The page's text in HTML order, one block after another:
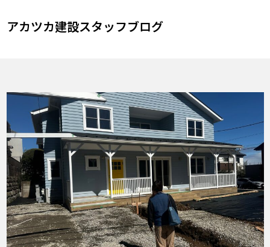
アカツカ建設スタッフブログ